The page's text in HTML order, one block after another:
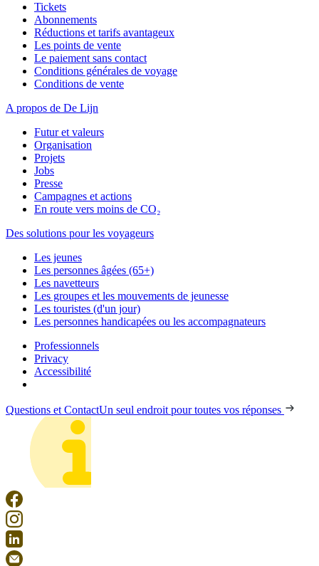
Tickets
Abonnements
Réductions et tarifs avantageux
Les points de vente
Le paiement sans contact
Conditions générales de voyage
Conditions de vente
A propos de De Lijn
Futur et valeurs
Organisation
Projets
Jobs
Presse
Campagnes et actions
En route vers moins de CO₂
Des solutions pour les voyageurs
Les jeunes
Les personnes âgées (65+)
Les navetteurs
Les groupes et les mouvements de jeunesse
Les touristes (d'un jour)
Les personnes handicapées ou les accompagnateurs
Professionnels
Privacy
Accessibilité
Questions et ContactUn seul endroit pour toutes vos réponses